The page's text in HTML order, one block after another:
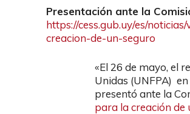
Presentación ante la
https://cess.gub.uy/es/
creacion-de-un-seguro
«El 26 de mayo, el
Unidas (UNFPA)
presentó ante la
para la creación de